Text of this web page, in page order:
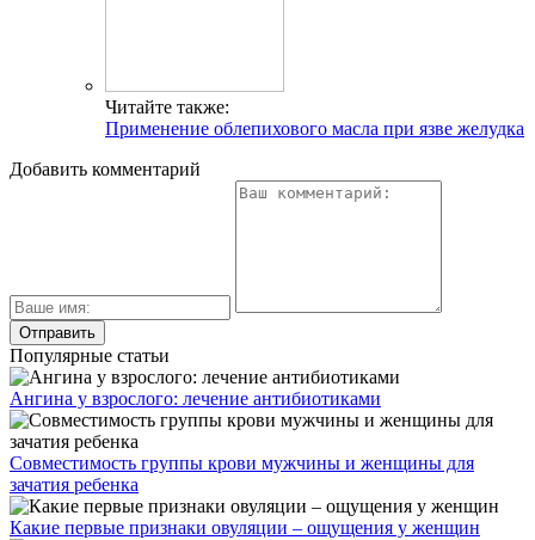
Читайте также:
Применение облепихового масла при язве желудка
Добавить комментарий
Популярные статьи
Ангина у взрослого: лечение антибиотиками
Совместимость группы крови мужчины и женщины для
зачатия ребенка
Какие первые признаки овуляции – ощущения у женщин